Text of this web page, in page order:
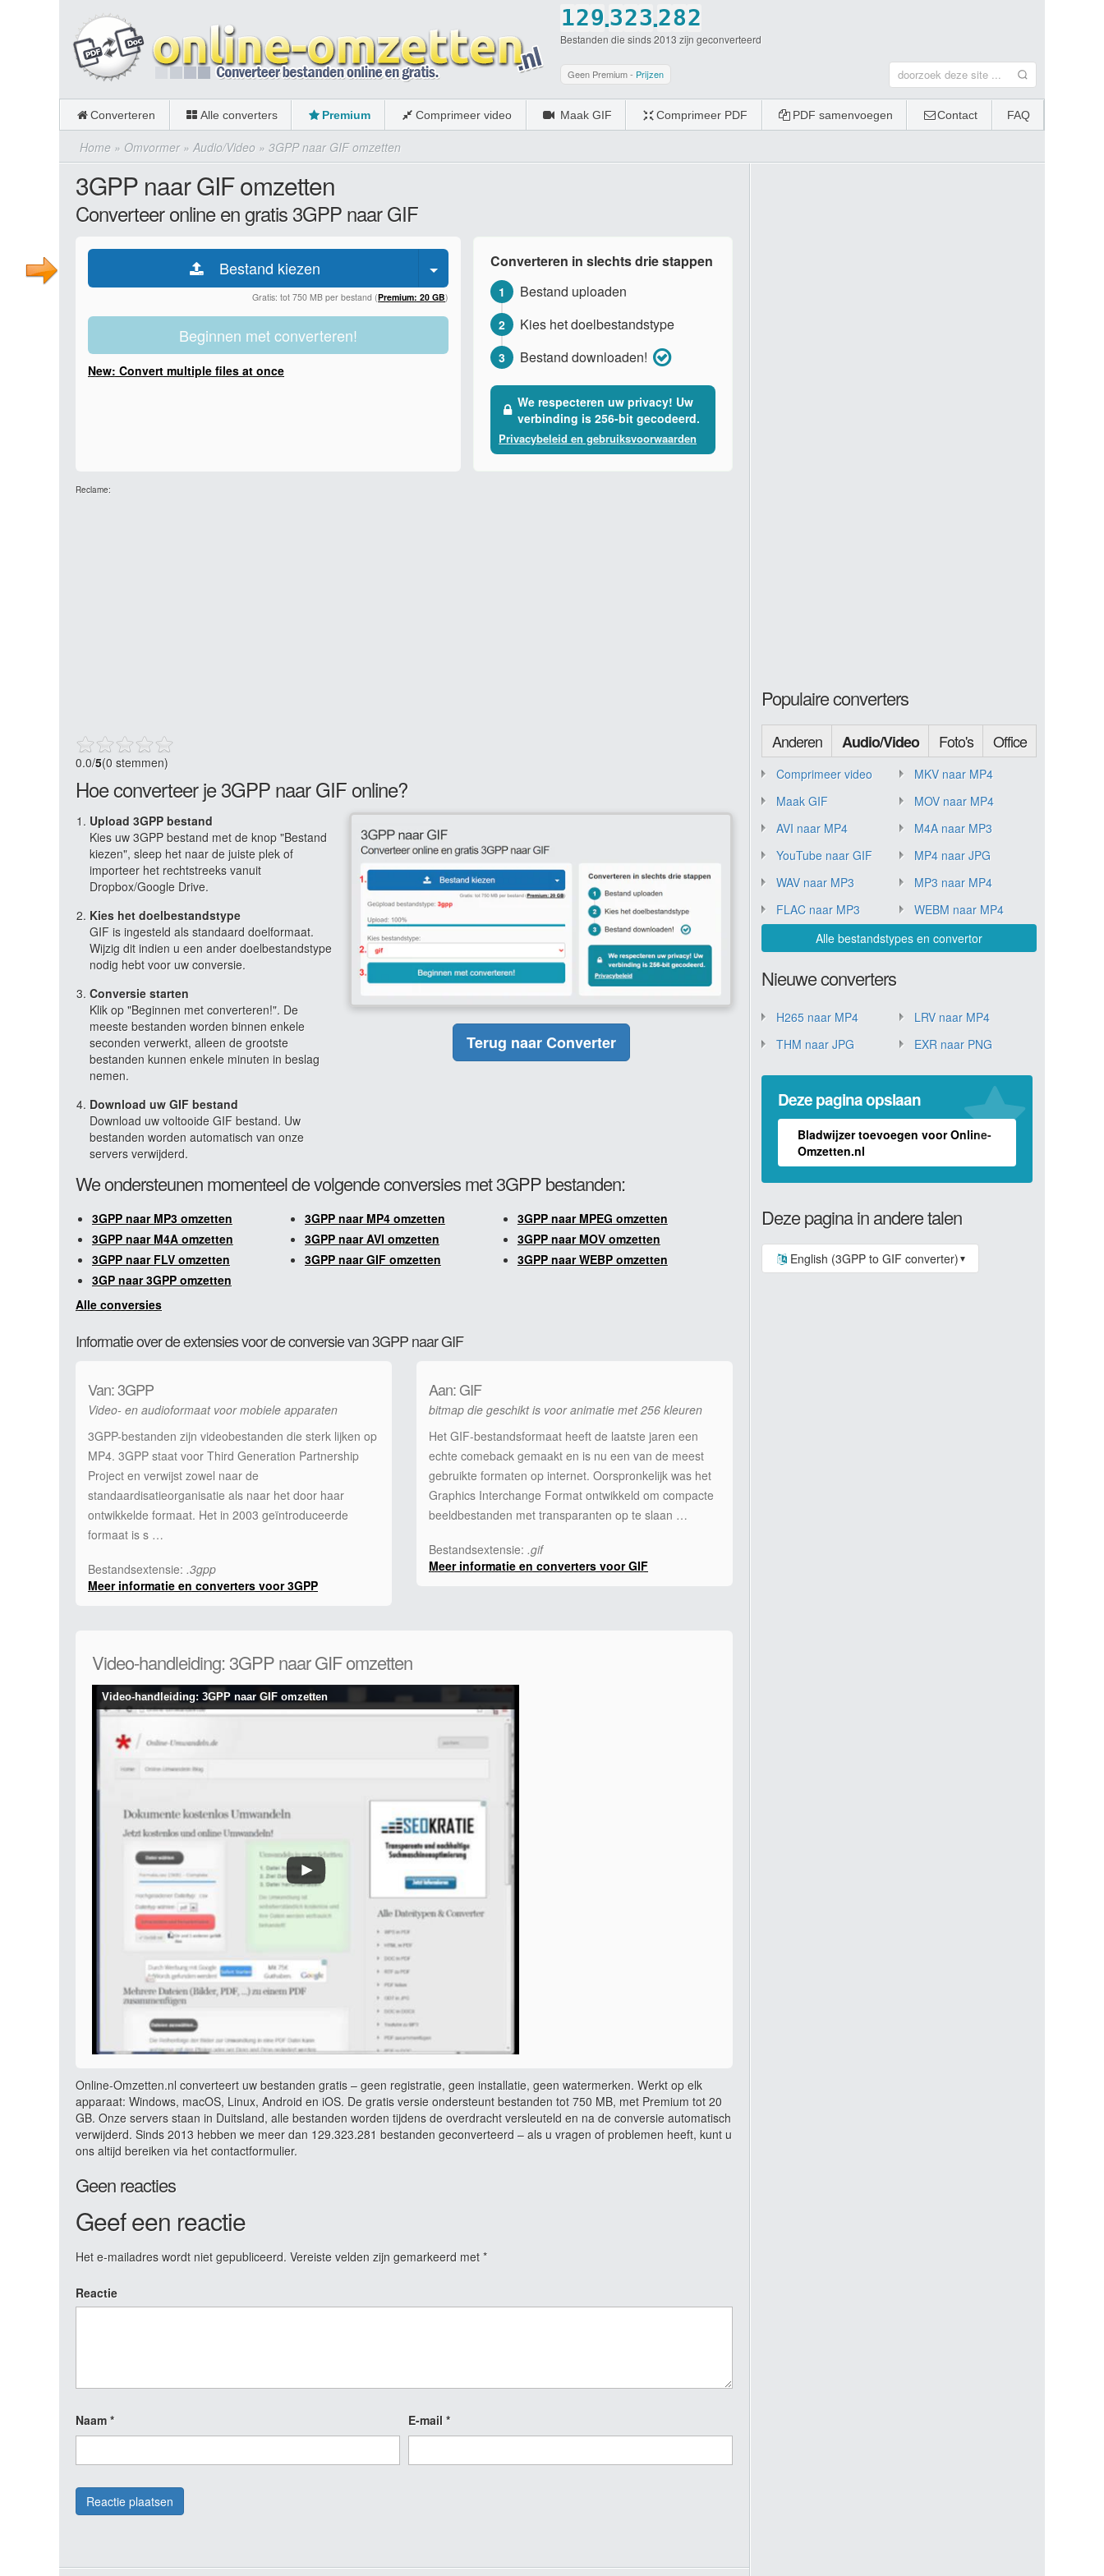
1
2
3
4
5
6
0
2
3
4
5
6
7
9
0
.3
4
5
6
7
8
2
3
4
5
6
7
3
4
5
6
7
8
.2
3
4
5
6
7
8
9
2
3
5
6
7
Bestanden die sinds 2013 zijn geconverteerd
Geen Premium - Prijzen
Converteren Alle converters Premium Comprimeer video Maak GIF Comprimeer PDF PDF samenvoegen Contact FAQ
Home » Omvormer» Audio/Video » 3GPP naar GIF omzetten
3GPP naar GIF omzetten
Converteer online en gratis 3GPP naar GIF
Bestand kiezen
Gratis: tot 750 MB per bestand (Premium: 20 GB)
Beginnen met converteren!
New: Convert multiple files at once
Converteren in slechts drie stappen
1 Bestand uploaden
2 Kies het doelbestandstype
3 Bestand downloaden!
We respecteren uw privacy! Uw
verbinding is 256-bit gecodeerd.
Privacybeleid en gebruiksvoorwaarden
Reclame:
0.0/5(0 stemmen)
Hoe converteer je 3GPP naar GIF online?
Upload 3GPP bestand
Kies uw 3GPP bestand met de knop "Bestand
kiezen", sleep het naar de juiste plek of
importeer het rechtstreeks vanuit
Dropbox/Google Drive.
Kies het doelbestandstype
GIF is ingesteld als standaard doelformaat.
Wijzig dit indien u een ander doelbestandstype
nodig hebt voor uw conversie.
Conversie starten
Klik op "Beginnen met converteren!". De
meeste bestanden worden binnen enkele
seconden verwerkt, alleen de grootste
bestanden kunnen enkele minuten in beslag
nemen.
Download uw GIF bestand
Download uw voltooide GIF bestand. Uw
bestanden worden automatisch van onze
servers verwijderd.
Terug naar Converter
We ondersteunen momenteel de volgende conversies met 3GPP bestanden:
3GPP naar MP3 omzetten 3GPP naar MP4 omzetten
3GPP naar MPEG omzetten
3GPP naar M4A omzetten
3GPP naar AVI omzetten
3GPP naar MOV omzetten
3GPP naar FLV omzetten
3GPP naar GIF omzetten
3GPP naar WEBP omzetten
3GP naar 3GPP omzetten
Alle conversies
Informatie over de extensies voor de conversie van 3GPP naar GIF
Van: 3GPP
Video- en audioformaat voor mobiele apparaten
3GPP-bestanden zijn videobestanden die sterk lijken op
MP4. 3GPP staat voor Third Generation Partnership
Project en verwijst zowel naar de
standaardisatieorganisatie als naar het door haar
ontwikkelde formaat. Het in 2003 geïntroduceerde
formaat is s …
Bestandsextensie: .3gpp
Meer informatie en converters voor 3GPP
Aan: GIF
bitmap die geschikt is voor animatie met 256 kleuren
Het GIF-bestandsformaat heeft de laatste jaren een
echte comeback gemaakt en is nu een van de meest
gebruikte formaten op internet. Oorspronkelijk was het
Graphics Interchange Format ontwikkeld om compacte
beeldbestanden met transparanten op te slaan …
Bestandsextensie: .gif
Meer informatie en converters voor GIF
Video-handleiding: 3GPP naar GIF omzetten
Video-handleiding: 3GPP naar GIF omzetten
Online-Omzetten.nl converteert uw bestanden gratis – geen registratie, geen installatie, geen watermerken. Werkt op elk
apparaat: Windows, macOS, Linux, Android en iOS. De gratis versie ondersteunt bestanden tot 750 MB, met Premium tot 20
GB. Onze servers staan in Duitsland, alle bestanden worden tijdens de overdracht versleuteld en na de conversie automatisch
verwijderd. Sinds 2013 hebben we meer dan 129.323.281 bestanden geconverteerd – als u vragen of problemen heeft, kunt u
ons altijd bereiken via het contactformulier.
Geen reacties
Geef een reactie
Het e-mailadres wordt niet gepubliceerd. Vereiste velden zijn gemarkeerd met *
Reactie
Naam * E-mail *
Populaire converters
Anderen Audio/Video Foto's Office
Comprimeer video
MKV naar MP4
Maak GIF
MOV naar MP4
AVI naar MP4
M4A naar MP3
YouTube naar GIF
MP4 naar JPG
WAV naar MP3
MP3 naar MP4
FLAC naar MP3
WEBM naar MP4
Alle bestandstypes en convertor
Nieuwe converters
H265 naar MP4
LRV naar MP4
THM naar JPG
EXR naar PNG
Deze pagina opslaan
Bladwijzer toevoegen voor Online-
Omzetten.nl
Deze pagina in andere talen
English (3GPP to GIF converter) ▼